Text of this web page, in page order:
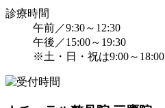
診療時間
午前／9:30～12:30
午後／15:00～19:30
※土・日・祝は9:00～18:00